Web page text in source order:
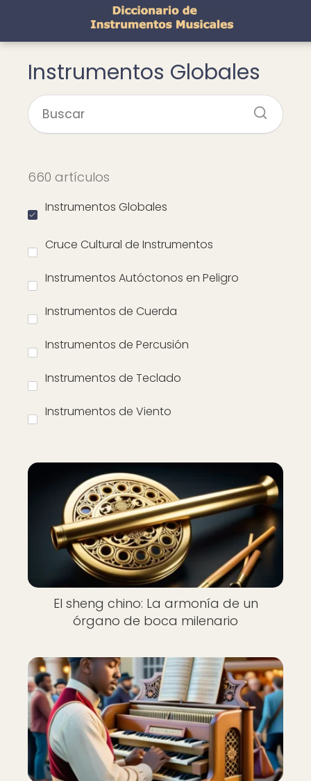
Instrumentos Globales
660 artículos
Instrumentos Globales
Cruce Cultural de Instrumentos
Instrumentos Autóctonos en Peligro
Instrumentos de Cuerda
Instrumentos de Percusión
Instrumentos de Teclado
Instrumentos de Viento
El sheng chino: La armonía de un
órgano de boca milenario